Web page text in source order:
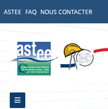
ASTEE FAQ NOUS CONTACTER